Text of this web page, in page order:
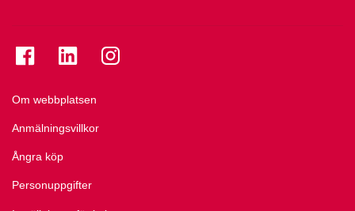
Om webbplatsen
Anmälningsvillkor
Ångra köp
Personuppgifter
Se folkuniversitetet på Facebook
Se folkuniversitetet på LinkedIn